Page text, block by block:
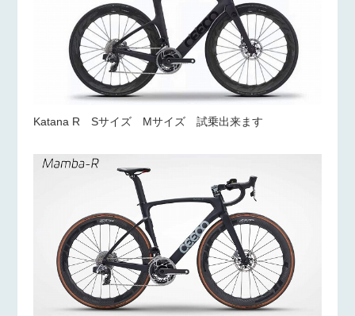
Katana R Sサイズ Mサイズ 試乗出来ます